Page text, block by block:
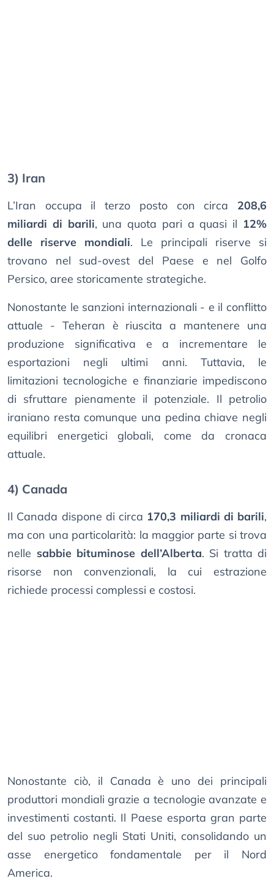
3) Iran
L’Iran occupa il terzo posto con circa 208,6
miliardi di barili, una quota pari a quasi il 12%
delle riserve mondiali. Le principali riserve si
trovano nel sud-ovest del Paese e nel Golfo
Persico, aree storicamente strategiche.
Nonostante le sanzioni internazionali - e il conflitto
attuale - Teheran è riuscita a mantenere una
produzione significativa e a incrementare le
esportazioni negli ultimi anni. Tuttavia, le
limitazioni tecnologiche e finanziarie impediscono
di sfruttare pienamente il potenziale. Il petrolio
iraniano resta comunque una pedina chiave negli
equilibri energetici globali, come da cronaca
attuale.
4) Canada
Il Canada dispone di circa 170,3 miliardi di barili,
ma con una particolarità: la maggior parte si trova
nelle sabbie bituminose dell’Alberta. Si tratta di
risorse non convenzionali, la cui estrazione
richiede processi complessi e costosi.
Nonostante ciò, il Canada è uno dei principali
produttori mondiali grazie a tecnologie avanzate e
investimenti costanti. Il Paese esporta gran parte
del suo petrolio negli Stati Uniti, consolidando un
asse energetico fondamentale per il Nord
America.